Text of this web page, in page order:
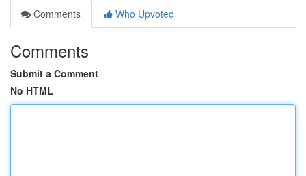
Comments
Who Upvoted
Comments
Submit a Comment
No HTML